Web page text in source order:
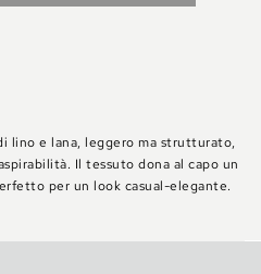
lino e lana, leggero ma strutturato,
Il tessuto dona al capo un
per un look casual-elegante.